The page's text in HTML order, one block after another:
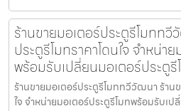
ร้านขายมอเตอร์ประตูรีโมทท
ประตูรีโมทราคาโดนใจ จำหน่า
พร้อมรับเปลี่ยนมอเตอร์ประตู
ร้านขายมอเตอร์ประตูรีโมททวีวัฒนา ร้าน
ใจ จำหน่ายมอเตอร์ประตูรีโมทพร้อมรับเป